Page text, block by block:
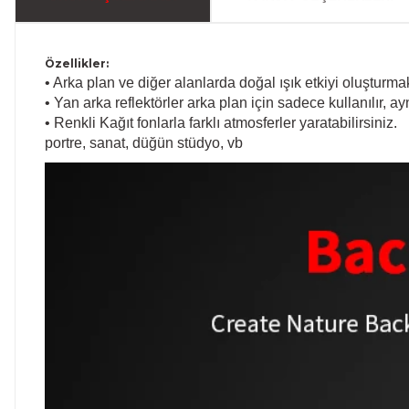
Özellikler:
• Arka plan ve diğer alanlarda doğal ışık etkiyi
• Yan arka reflektörler arka plan için sadece kullanılır,
• Renkli Kağıt fonlarla farklı atmosferler yaratabilirsiniz.
portre, sanat, düğün stüdyo, vb